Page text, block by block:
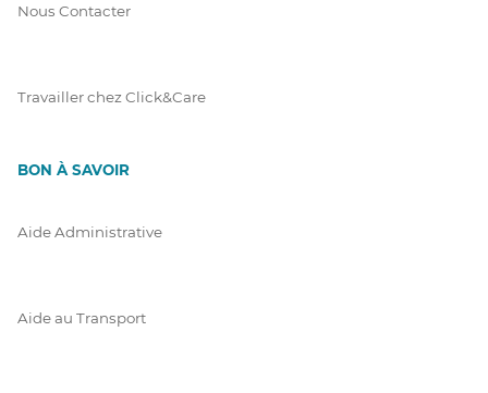
Nous Contacter
Travailler chez Click&Care
BON À SAVOIR
Aide Administrative
Aide au Transport